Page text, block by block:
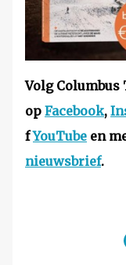
Volg Columbus
op Facebook,
fYouTube en
nieuwsbrief.